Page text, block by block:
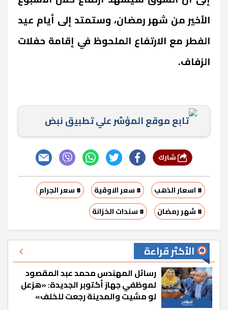
الأخير من شهر رمضان، وستمتد إلى أيام عيد
الفطر مع الارتفاع الملحوظ في إقامة حفلات
الزفاف.
تابع موقع المؤشر علي تطبيق نبض
# اسعار الذهب # سعر الاوقية
# سعر الجرام
# شهر رمضان
# سندات الخزانة
الأكثر قراءة
رسائل المهندس محمد عبد المقصود
لموظفي جهاز أكتوبر الجديدة: «هزعل
لو مشيت والمدينة رجعت للخلف»